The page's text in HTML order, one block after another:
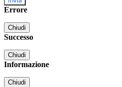
Errore
Chiudi
Successo
Chiudi
Informazione
Chiudi